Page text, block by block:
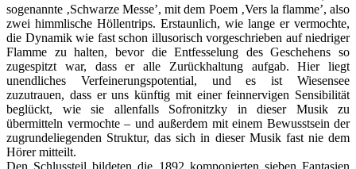
sogenannte ‚Schwarze Messe’, mit dem Poem ‚Vers la flamme’, also
zwei himmlische Höllentrips. Erstaunlich, wie lange er vermochte,
die Dynamik wie fast schon illusorisch vorgeschrieben auf niedriger
Flamme zu halten, bevor die Entfesselung des Geschehens so
zugespitzt war, dass er alle Zurückhaltung aufgab. Hier liegt
unendliches Verfeinerungspotential, und es ist Wiesensee
zuzutrauen, dass er uns künftig mit einer feinnervigen Sensibilität
beglückt, wie sie allenfalls Sofronitzky in dieser Musik zu
übermitteln vermochte – und außerdem mit einem Bewusstsein der
zugrundeliegenden Struktur, das sich in dieser Musik fast nie dem
Hörer mitteilt.
Den Schlussteil bildeten die 1892 komponierten sieben Fantasien